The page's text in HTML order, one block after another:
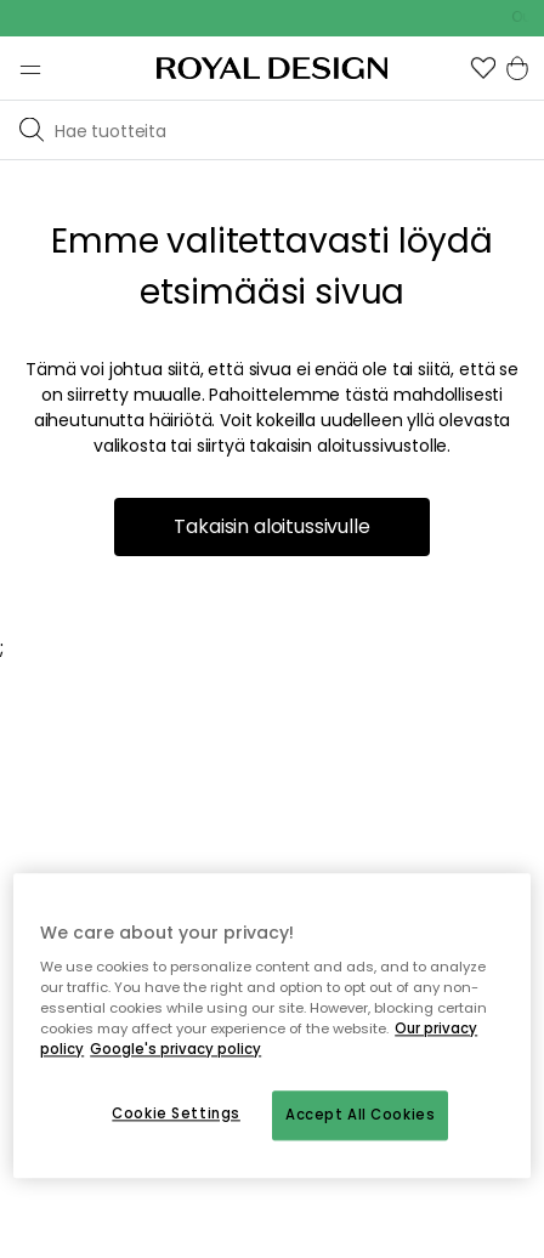
Emme valitettavasti löydä
etsimääsi sivua
Tämä voi johtua siitä, että sivua ei enää ole tai siitä, että se
on siirretty muualle. Pahoittelemme tästä mahdollisesti
aiheutunutta häiriötä. Voit kokeilla uudelleen yllä olevasta
valikosta tai siirtyä takaisin aloitussivustolle.
Takaisin aloitussivulle
;
We care about your privacy!
We use cookies to personalize content and ads, and to analyze
our traffic. You have the right and option to opt out of any non-
essential cookies while using our site. However, blocking certain
cookies may affect your experience of the website. Our privacy
policy Google's privacy policy
Accept All Cookies
Cookie Settings